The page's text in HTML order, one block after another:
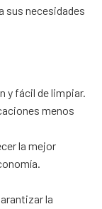
sus necesidades
y fácil de limpiar.
menos
la mejor
la